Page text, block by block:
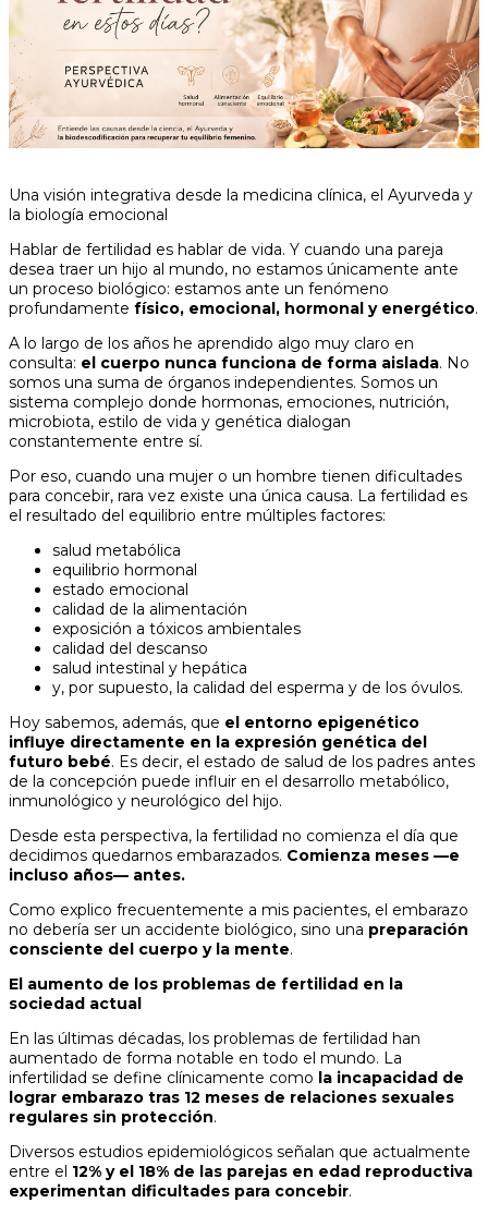
Una visión integrativa desde la medicina clínica, el Ayurveda y
la biología emocional
Hablar de fertilidad es hablar de vida. Y cuando una pareja
desea traer un hijo al mundo, no estamos únicamente ante
un proceso biológico: estamos ante un fenómeno
profundamente físico, emocional, hormonal y energético.
A lo largo de los años he aprendido algo muy claro en
consulta: el cuerpo nunca funciona de forma aislada. No
somos una suma de órganos independientes. Somos un
sistema complejo donde hormonas, emociones, nutrición,
microbiota, estilo de vida y genética dialogan
constantemente entre sí.
Por eso, cuando una mujer o un hombre tienen dificultades
para concebir, rara vez existe una única causa. La fertilidad es
el resultado del equilibrio entre múltiples factores:
salud metabólica
equilibrio hormonal
estado emocional
calidad de la alimentación
exposición a tóxicos ambientales
calidad del descanso
salud intestinal y hepática
y, por supuesto, la calidad del esperma y de los óvulos.
Hoy sabemos, además, que el entorno epigenético
influye directamente en la expresión genética del
futuro bebé. Es decir, el estado de salud de los padres antes
de la concepción puede influir en el desarrollo metabólico,
inmunológico y neurológico del hijo.
Desde esta perspectiva, la fertilidad no comienza el día que
decidimos quedarnos embarazados. Comienza meses —e
incluso años— antes.
Como explico frecuentemente a mis pacientes, el embarazo
no debería ser un accidente biológico, sino una preparación
consciente del cuerpo y la mente.
El aumento de los problemas de fertilidad en la
sociedad actual
En las últimas décadas, los problemas de fertilidad han
aumentado de forma notable en todo el mundo. La
infertilidad se define clínicamente como la incapacidad de
lograr embarazo tras 12 meses de relaciones sexuales
regulares sin protección.
Diversos estudios epidemiológicos señalan que actualmente
entre el 12% y el 18% de las parejas en edad reproductiva
experimentan dificultades para concebir.